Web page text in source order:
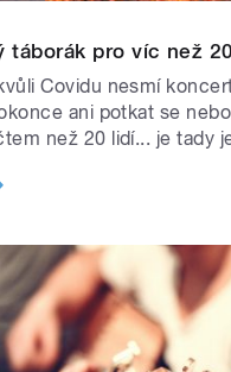
táborák pro víc než
Covidu nesmí
ani potkat se
než 20 lidí... je tady